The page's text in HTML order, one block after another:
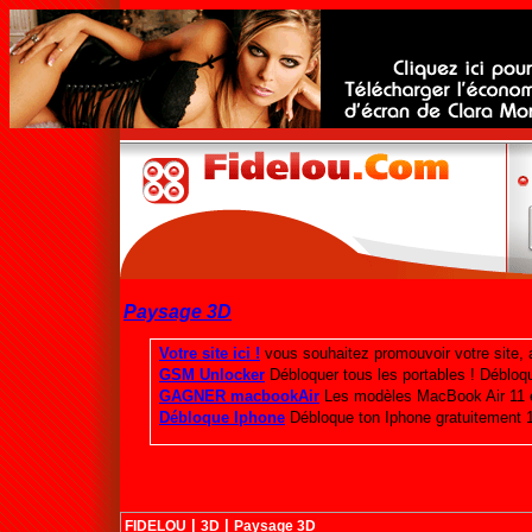
Paysage 3D
FIDELOU | 3D | Paysage 3D